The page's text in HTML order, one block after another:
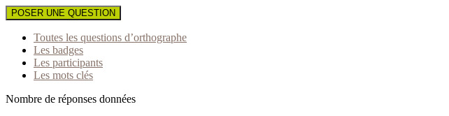
POSER UNE QUESTION
Toutes les questions d’orthographe
Les badges
Les participants
Les mots clés
Nombre de réponses données